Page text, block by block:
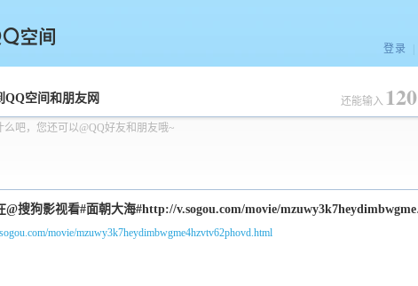
间
登录
QQ空间和朋友网
么吧，您还可以@QQ好友和朋友哦~
还能输入 120
movie/mzuwy3k7heydimbwgme4hzvtv62phovd.html